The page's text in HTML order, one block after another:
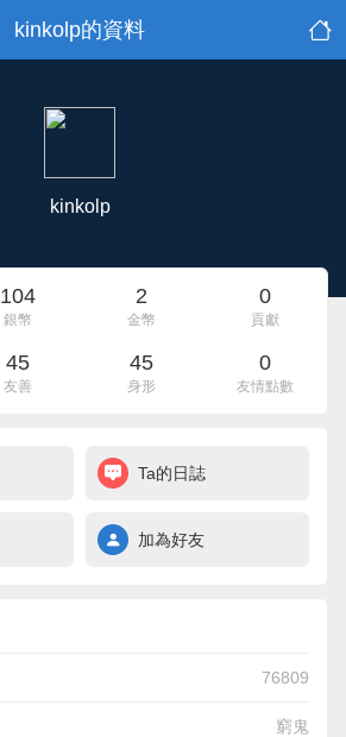
kinkolp的資料
kinkolp
104
銀幣
2
金幣
0
貢獻
45
友善
45
身形
0
友情點數
Ta的日誌
加為好友
76809
窮鬼